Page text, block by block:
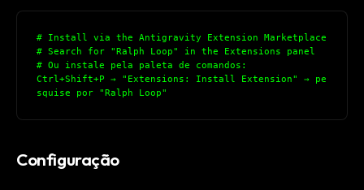
# Install via the Antigravity Extension Marketplace
# Search for "Ralph Loop" in the Extensions panel
# Ou instale pela paleta de comandos:
Ctrl+Shift+P → "Extensions: Install Extension" → pe
squise por "Ralph Loop"
Configuração